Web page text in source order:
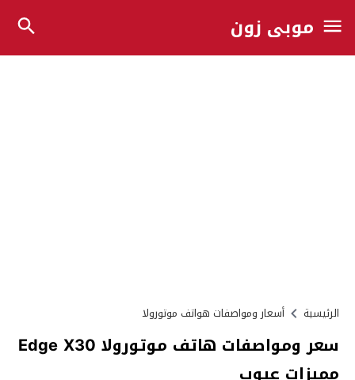
موبي زون
الرئيسية أسعار ومواصفات هواتف موتورولا
سعر ومواصفات هاتف موتورولا Edge X30
مميزات عيوب